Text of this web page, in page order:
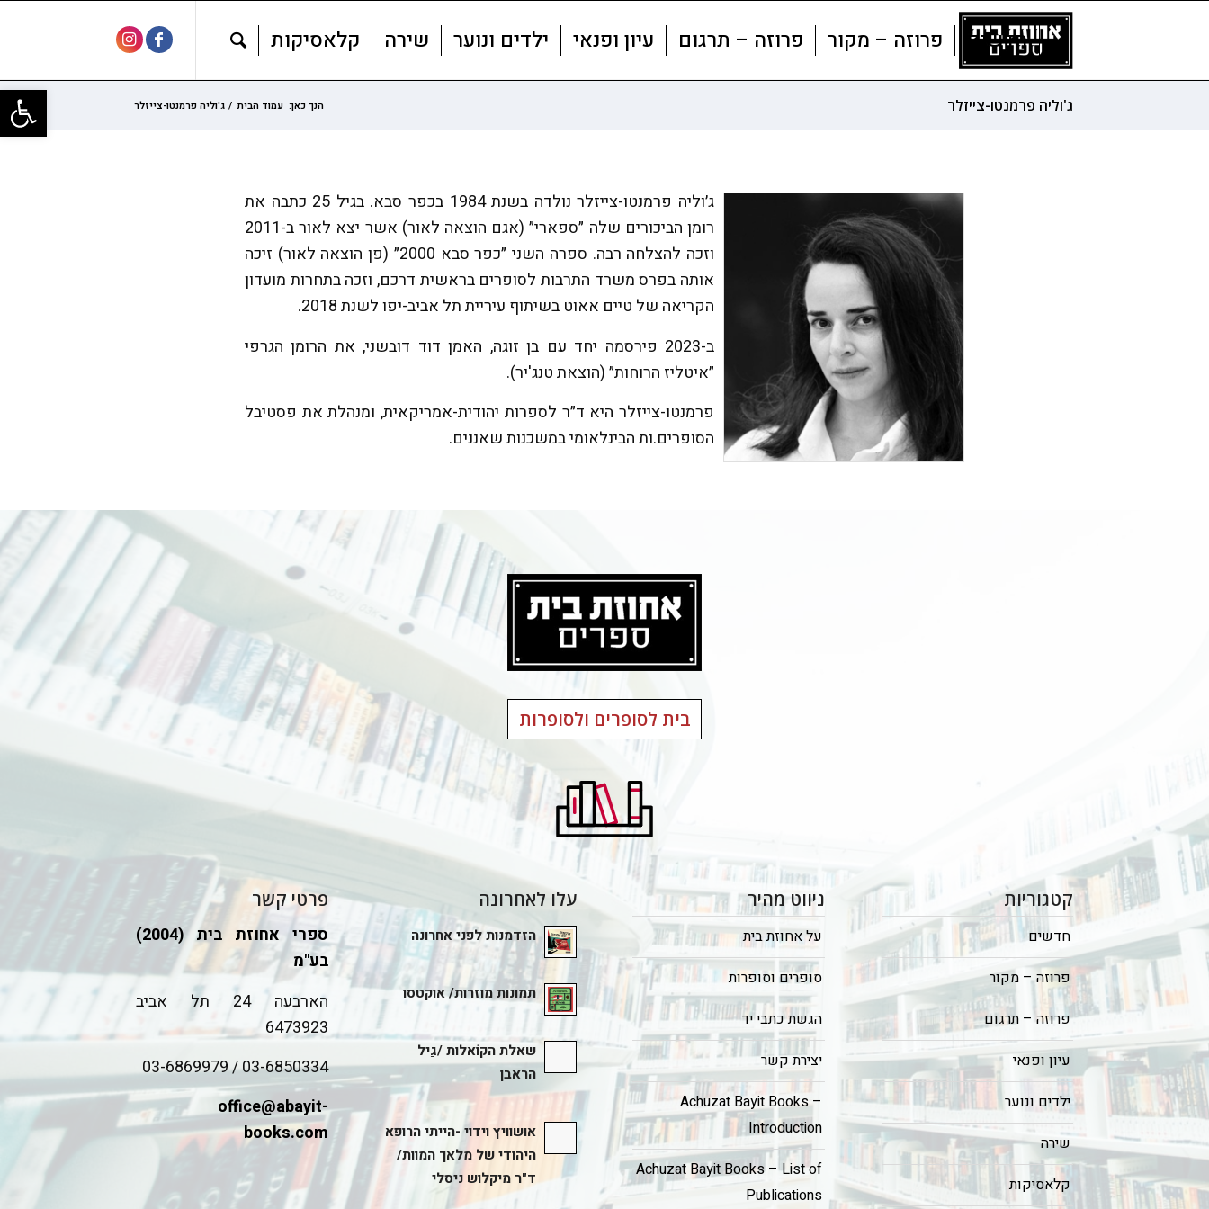
פתח
חדשים פרוזה – מקור פרוזה – תרגום עיון ופנאי ילדים ונוער שירה קלאסיקות
ג'וליה פרמנטו-צייזלר הנך כאן: עמוד הבית / ג'וליה פרמנטו-צייזלר
ג׳וליה פרמנטו-צייזלר נולדה בשנת 1984 בכפר סבא. בגיל 25 כתבה את
רומן הביכורים שלה ״ספארי״ (אגם הוצאה לאור) אשר יצא לאור ב-2011
וזכה להצלחה רבה. ספרה השני ״כפר סבא 2000״ (פן הוצאה לאור) זיכה
אותה בפרס משרד התרבות לסופרים בראשית דרכם, וזכה בתחרות מועדון
הקריאה של טיים אאוט בשיתוף עיריית תל אביב-יפו לשנת 2018.
ב-2023 פירסמה יחד עם בן זוגה, האמן דוד דובשני, את הרומן הגרפי
״איטליז הרוחות״ (הוצאת טנג'יר).
פרמנטו-צייזלר היא ד״ר לספרות יהודית-אמריקאית, ומנהלת את פסטיבל
הסופרים.ות הבינלאומי במשכנות שאננים.
בית לסופרים ולסופרות
קטגוריות
חדשים
פרוזה – מקור
פרוזה – תרגום
עיון ופנאי
ילדים ונוער
שירה
קלאסיקות
ניווט מהיר
על אחוזת בית
סופרים וסופרות
הגשת כתבי יד
יצירת קשר
Achuzat Bayit Books –
Introduction
Achuzat Bayit Books – List of
Publications
עלו לאחרונה
הזדמנות לפני אחרונה
תמונות מוזרות/ אוקטסו
שאלת הקוֹאלות /גַיל
הראבן
אושוויץ וידוי -הייתי הרופא
היהודי של מלאך המוות/
ד"ר מיקלוש ניסלי
פרטי קשר
ספרי אחוזת בית (2004)
בע"מ
הארבעה 24 תל אביב
6473923
03-6850334 / 03-6869979
office@abayit-
books.com